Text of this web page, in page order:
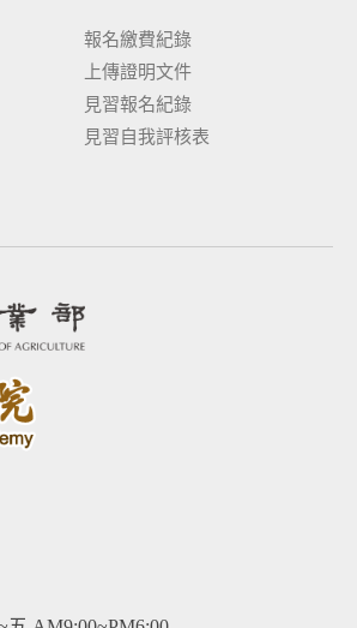
報名繳費紀錄
上傳證明文件
見習報名紀錄
見習自我評核表